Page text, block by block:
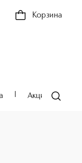
Корзина
Акции